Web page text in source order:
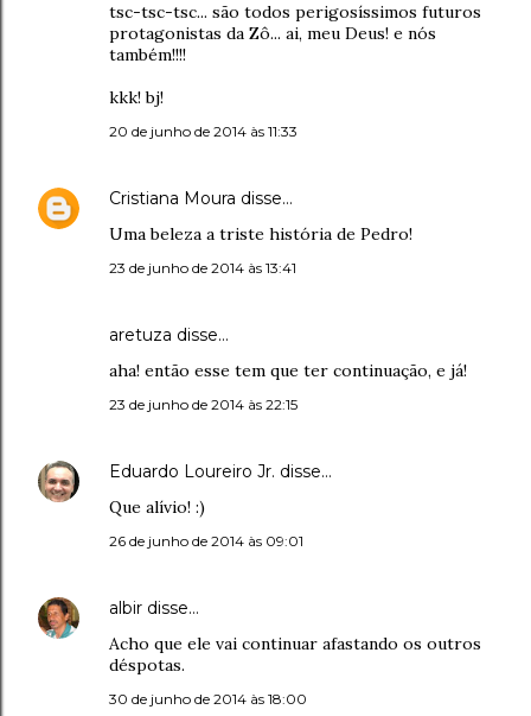
tsc-tsc-tsc... são todos perigosíssimos futuros
protagonistas da Zô... ai, meu Deus! e nós
também!!!!
kkk! bj!
20 de junho de 2014 às 11:33
Cristiana Moura disse…
Uma beleza a triste história de Pedro!
23 de junho de 2014 às 13:41
aretuza disse…
aha! então esse tem que ter continuação, e já!
23 de junho de 2014 às 22:15
Eduardo Loureiro Jr. disse…
Que alívio! :)
26 de junho de 2014 às 09:01
albir disse…
Acho que ele vai continuar afastando os outros
déspotas.
30 de junho de 2014 às 18:00